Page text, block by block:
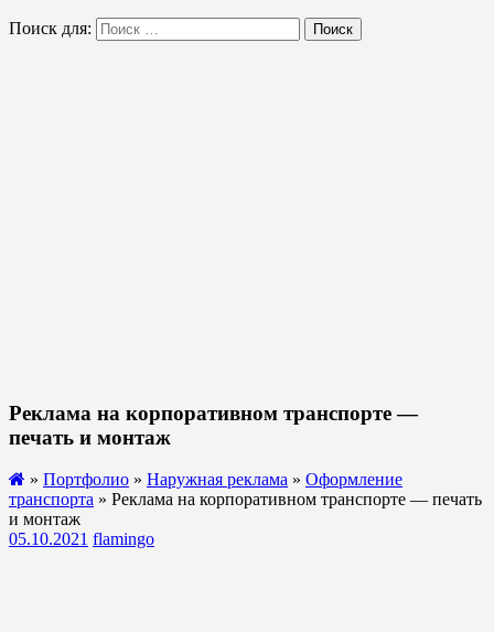
Поиск для: Поиск
Реклама на корпоративном транспорте —
печать и монтаж
» Портфолио » Наружная реклама » Оформление
транспорта » Реклама на корпоративном транспорте — печать
и монтаж
05.10.2021 flamingo